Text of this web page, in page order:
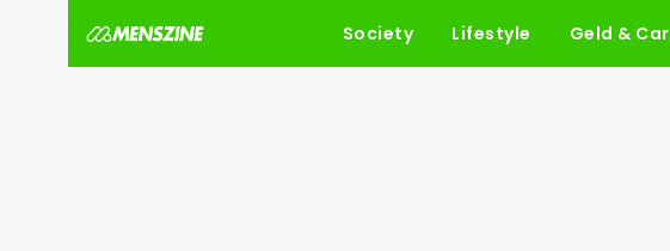
Society Lifestyle Geld &